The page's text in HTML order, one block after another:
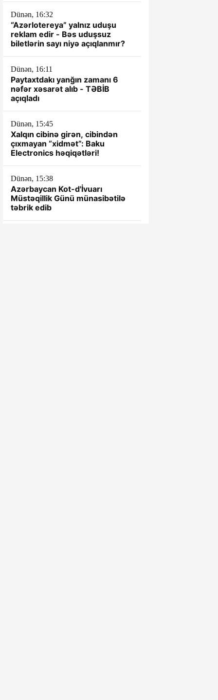
Dünən, 16:32
“Azərlotereya” yalnız uduşu
reklam edir - Bəs uduşsuz
biletlərin sayı niyə açıqlanmır?
Dünən, 16:11
Paytaxtdakı yanğın zamanı 6
nəfər xəsarət alıb - TƏBİB
açıqladı
Dünən, 15:45
Xalqın cibinə girən, cibindən
çıxmayan “xidmət”: Baku
Electronics həqiqətləri!
Dünən, 15:38
Azərbaycan Kot-d'İvuarı
Müstəqillik Günü münasibətilə
təbrik edib